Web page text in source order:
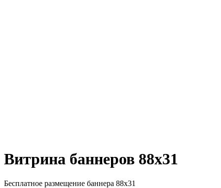
Витрина баннеров 88x31
Бесплатное размещение баннера 88х31